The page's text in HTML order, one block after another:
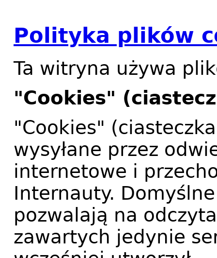
Polityka plików
Ta witryna używa
"Cookies"
"Cookies"
wysyłane przez
internetowe i
Internauty.
pozwalają na
zawartych jedynie